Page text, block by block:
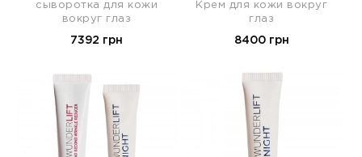
сыворотка для кожи
вокруг глаз
7392 грн
Крем для кожи вокруг
глаз
8400 грн